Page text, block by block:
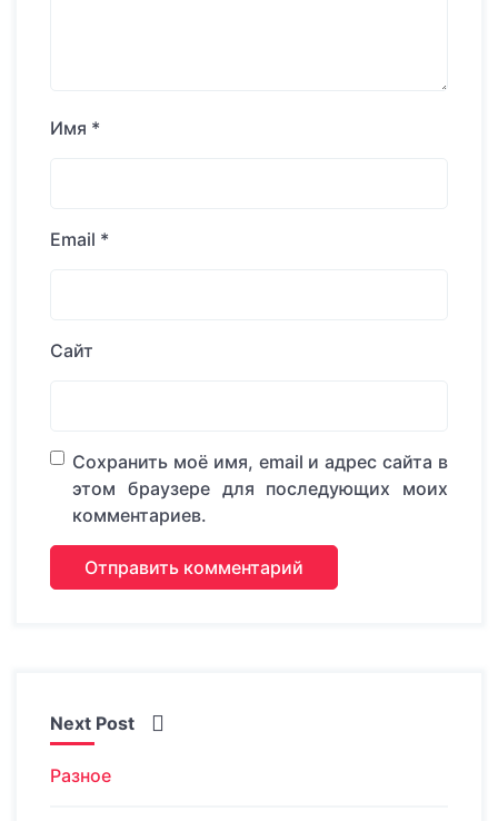
Имя *
Email *
Сайт
Сохранить моё имя, email и адрес сайта в
этом браузере для последующих моих
комментариев.
Next Post
Разное